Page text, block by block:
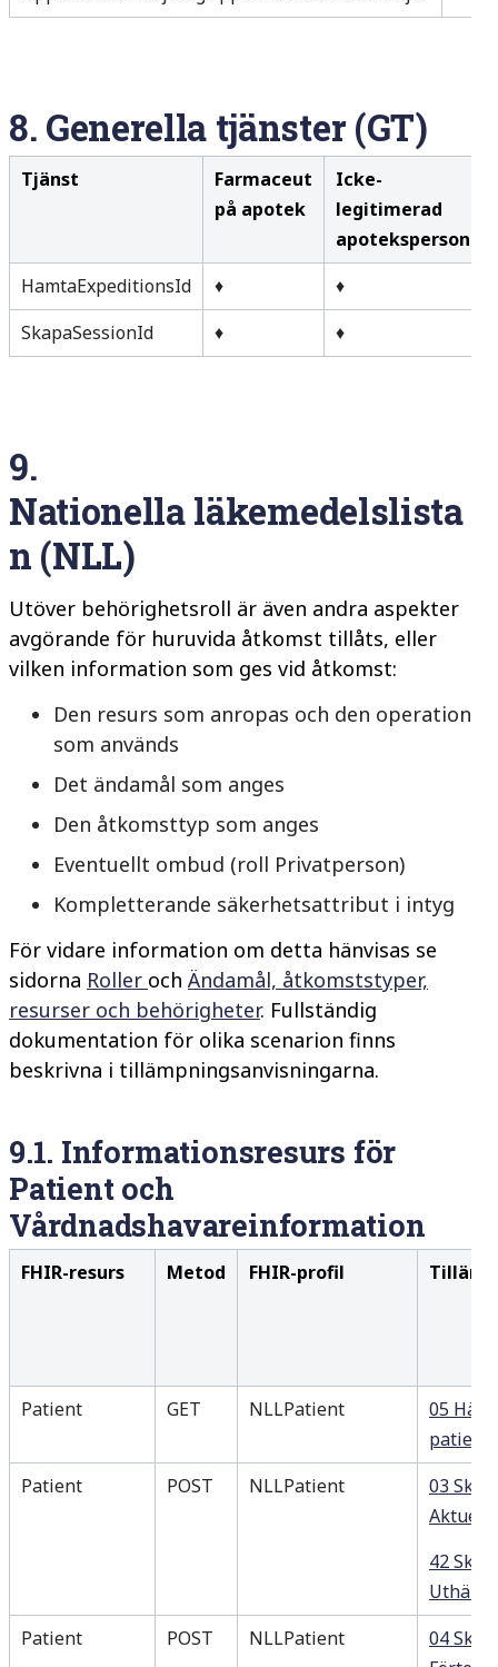
8. Generella tjänster (GT)
Tjänst
Farmaceut
på apotek
Icke-
legitimerad
apotekspersonal
HamtaExpeditionsId
♦
♦
SkapaSessionId
♦ ♦
9.
Nationellaläkemedelslista
n (NLL)
Utöver behörighetsroll är även andra aspekter
avgörande för huruvida åtkomst tillåts, eller
vilken information som ges vid åtkomst:
Den resurs som anropas och den operation
som används
Det ändamål som anges
Den åtkomsttyp som anges
Eventuellt ombud (roll Privatperson)
Kompletterande säkerhetsattribut i intyg
För vidare information om detta hänvisas se
sidorna Roller och Ändamål, åtkomststyper,
resurser och behörigheter. Fullständig
dokumentation för olika scenarion finns
beskrivna i tillämpningsanvisningarna.
9.1. Informationsresurs för
Patient och
Vårdnadshavareinformation
FHIR-resurs Metod FHIR-profil
Patient GET NLLPatient
05
Patient
POST NLLPatient
03
42
Patient
POST NLLPatient
04